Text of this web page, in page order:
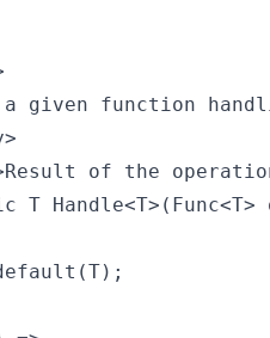
given function
of the